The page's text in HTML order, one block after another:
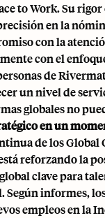
to Work. Su rigor
en la
con la
con el
de
un nivel de
globales no
en un
de los Global
reforzando la
clave para
Según informes,
empleos en la